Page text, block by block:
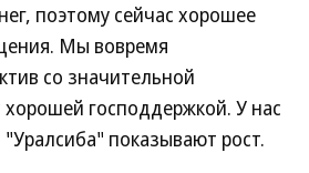
поэтому сейчас хорошее
Мы вовремя
со значительной
хорошей господдержкой. У нас
показывают рост.